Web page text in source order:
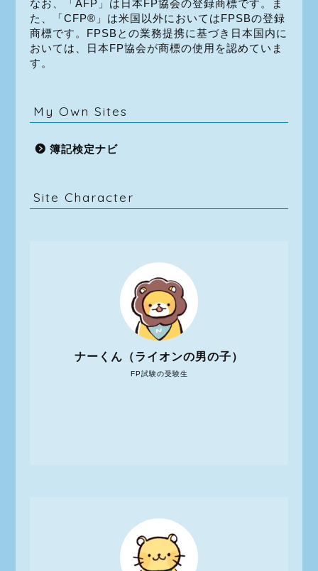
なお、「AFP」は日本FP協会の登録商標です。ま
た、「CFP®」は米国以外においてはFPSBの登録
商標です。FPSBとの業務提携に基づき日本国内に
おいては、日本FP協会が商標の使用を認めていま
す。
My Own Sites
簿記検定ナビ
Site Character
FP試験の受験生
ナーくん（ライオンの男の子）